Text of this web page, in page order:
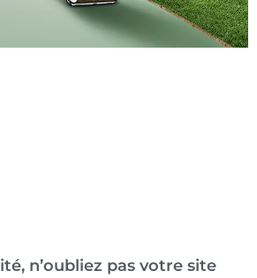
n’oubliez pas votre site